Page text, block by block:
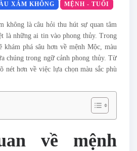
XÁM KHÔNG​ MỆNH - TUỔI
không​ là câu hỏi thu hút sự quan tâm
là những ai tin vào phong thủy. Trong
khám phá sâu hơn về mệnh Mộc, màu
chúng trong ngữ cảnh phong thủy. Từ
nét hơn về việc lựa chọn màu sắc phù
về mệnh